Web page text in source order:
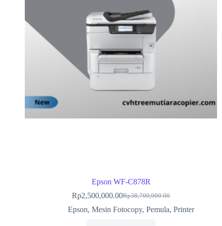
Epson WF-C878R
Rp38,700,000.00
Rp2,500,000.00
Epson, Mesin Fotocopy, Pemula, Printer